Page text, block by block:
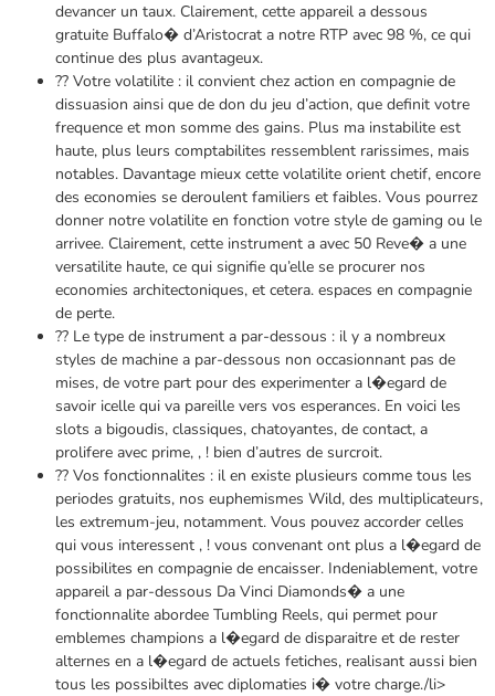
devancer un taux. Clairement, cette appareil a dessous
gratuite Buffalo� d’Aristocrat a notre RTP avec 98 %, ce qui
continue des plus avantageux.
?? Votre volatilite : il convient chez action en compagnie de
dissuasion ainsi que de don du jeu d’action, que definit votre
frequence et mon somme des gains. Plus ma instabilite est
haute, plus leurs comptabilites ressemblent rarissimes, mais
notables. Davantage mieux cette volatilite orient chetif, encore
des economies se deroulent familiers et faibles. Vous pourrez
donner notre volatilite en fonction votre style de gaming ou le
arrivee. Clairement, cette instrument a avec 50 Reve� a une
versatilite haute, ce qui signifie qu’elle se procurer nos
economies architectoniques, et cetera. espaces en compagnie
de perte.
?? Le type de instrument a par-dessous : il y a nombreux
styles de machine a par-dessous non occasionnant pas de
mises, de votre part pour des experimenter a l�egard de
savoir icelle qui va pareille vers vos esperances. En voici les
slots a bigoudis, classiques, chatoyantes, de contact, a
prolifere avec prime, , ! bien d’autres de surcroit.
?? Vos fonctionnalites : il en existe plusieurs comme tous les
periodes gratuits, nos euphemismes Wild, des multiplicateurs,
les extremum-jeu, notamment. Vous pouvez accorder celles
qui vous interessent , ! vous convenant ont plus a l�egard de
possibilites en compagnie de encaisser. Indeniablement, votre
appareil a par-dessous Da Vinci Diamonds� a une
fonctionnalite abordee Tumbling Reels, qui permet pour
emblemes champions a l�egard de disparaitre et de rester
alternes en a l�egard de actuels fetiches, realisant aussi bien
tous les possibiltes avec diplomaties i� votre charge./li>